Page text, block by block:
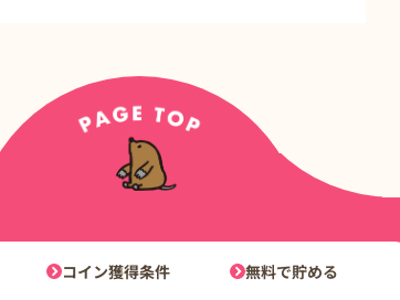
コイン獲得条件
無料で貯める